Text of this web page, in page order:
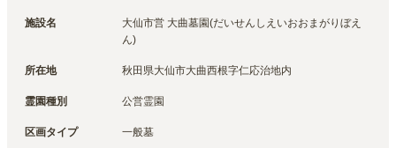
施設名
大仙市営 大曲墓園(だいせんしえいおおまがりぼえ
ん)
所在地 秋田県大仙市大曲西根字仁応治地内
霊園種別 公営霊園
区画タイプ 一般墓